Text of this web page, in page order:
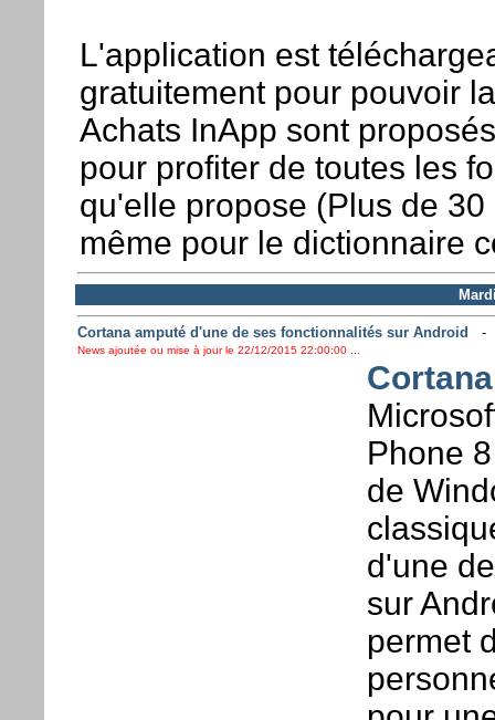
L'application est
gratuitement pour pouvoir
Achats InApp sont
pour profiter de toutes les
qu'elle propose (Plus de
même pour le dictionnaire
Cortana amputé d'une de ses fonctionnalités sur Android
News ajoutée ou mise à jour le 22/12/2015 22:00:00 ...
Cortana
Phone
de
d'une
sur
permet